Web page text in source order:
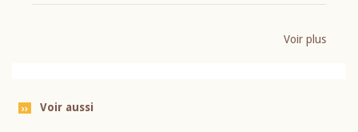
Voir plus
Voir aussi